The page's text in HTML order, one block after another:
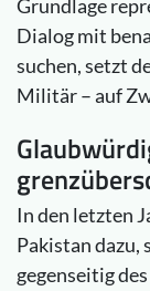
Grundlage
Dialog mit
suchen, setzt
Militär – auf
In den letzten
Pakistan dazu,
gegenseitig